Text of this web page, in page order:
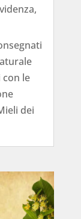
,
con le
dei